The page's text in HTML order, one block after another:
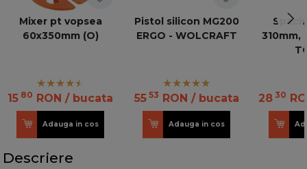
Mixer pt vopsea
60x350mm (O)
15 80 RON / bucata
Adauga in cos
Pistol silicon MG200
ERGO - WOLCRAFT
55 53 RON / bucata
Adauga in cos
310mm,
28 30
Descriere